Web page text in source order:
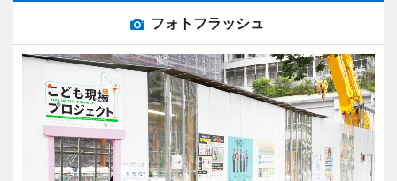
フォトフラッシュ